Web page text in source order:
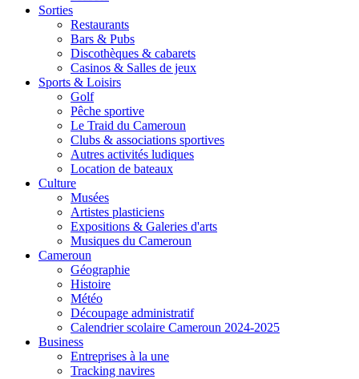
Sorties
Restaurants
Bars & Pubs
Discothèques & cabarets
Casinos & Salles de jeux
Sports & Loisirs
Golf
Pêche sportive
Le Traid du Cameroun
Clubs & associations sportives
Autres activités ludiques
Location de bateaux
Culture
Musées
Artistes plasticiens
Expositions & Galeries d'arts
Musiques du Cameroun
Cameroun
Géographie
Histoire
Météo
Découpage administratif
Calendrier scolaire Cameroun 2024-2025
Business
Entreprises à la une
Tracking navires